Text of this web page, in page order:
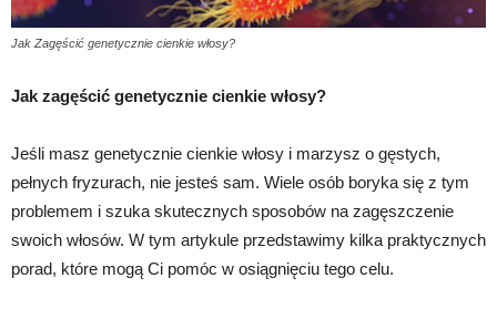
Jak Zagęścić genetycznie cienkie włosy?
Jak zagęścić genetycznie cienkie włosy?
Jeśli masz genetycznie cienkie włosy i marzysz o gęstych,
pełnych fryzurach, nie jesteś sam. Wiele osób boryka się z tym
problemem i szuka skutecznych sposobów na zagęszczenie
swoich włosów. W tym artykule przedstawimy kilka praktycznych
porad, które mogą Ci pomóc w osiągnięciu tego celu.